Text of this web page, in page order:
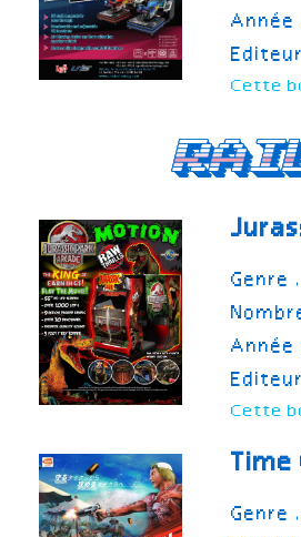
Année
Editeur
Cette
Genre
Année
Editeur
Cette
Time
Genre